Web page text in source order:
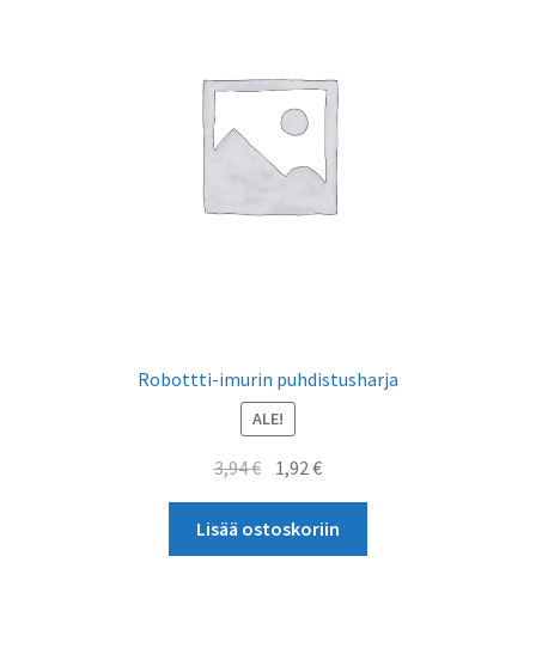
Robottti-imurin puhdistusharja
ALE!
3,94€ Alkuperäinen
hinta
oli:
3,94 €.
1,92€Nykyinen
hinta
on:
1,92 €.
Lisää ostoskoriin